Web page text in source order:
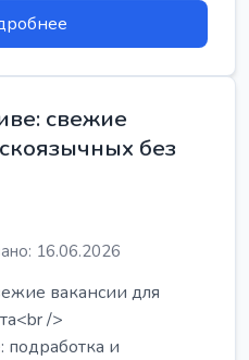
свежие
без
16.06.2026
вакансии для
/>
подработка и